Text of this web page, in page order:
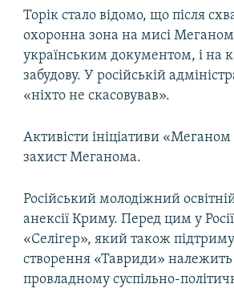
Торік стало відомо, що після
охоронна зона на мисі Меганом
українським документом, і на
забудову. У російській
«ніхто не скасовував».
Активісти ініціативи
захист Меганома.
Російський молодіжний
анексії Криму. Перед цим у
«Селігер», який також
створення «Тавриди»
провладному суспільно-